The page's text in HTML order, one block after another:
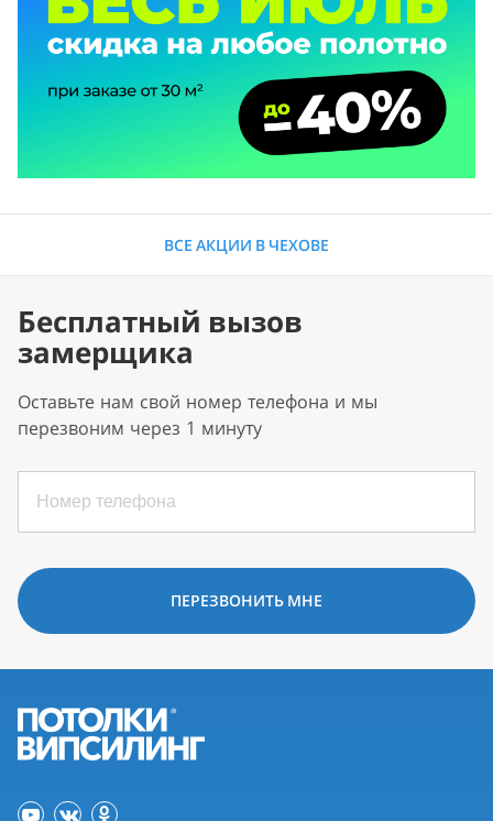
ВСЕ АКЦИИ В ЧЕХОВЕ
Бесплатный вызов
замерщика
Оставьте нам свой номер телефона и мы
перезвоним через 1 минуту
ПЕРЕЗВОНИТЬ МНЕ